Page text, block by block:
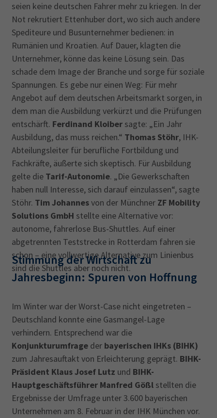
seien keine deutschen Fahrer mehr zu kriegen. In der
Not rekrutiert Ettenhuber dort, wo sich auch andere
Spediteure und Busunternehmer bedienen: in
Rumänien und Kroatien. Auf Dauer, klagten die
Unternehmer, könne das keine Lösung sein. Das
schade dem Image der Branche und sorge für soziale
Spannungen. Es gebe nur einen Weg: Für mehr
Angebot auf dem deutschen Arbeitsmarkt sorgen, in
dem man die Ausbildung verkürzt und die Prüfungen
entschärft. Ferdinand Kloiber sagte: „Ein Jahr
Ausbildung, das muss reichen.“ Thomas Stöhr, IHK-
Abteilungsleiter für berufliche Fortbildung und
Fachkräfte, äußerte sich skeptisch. Für Ausbildung
gelte die Tarif-Autonomie. „Die Gewerkschaften
haben null Interesse, sich darauf einzulassen“, sagte
Stöhr. Tim Johannesvon der Münchner ZF Mobility
Solutions GmbH stellte eine Alternative vor:
autonome, fahrerlose Bus-Shuttles. Auf einer
abgetrennten Teststrecke in Rotterdam fahren sie
schon – eine vollwertige Alternative zum Linienbus
sind die Shuttles aber noch nicht.
Stimmung der Wirtschaft zu
Jahresbeginn: Spuren von Hoffnung
Im Winter war der Worst-Case nicht eingetreten –
Deutschland konnte eine Gasmangel-Lage
verhindern. Entsprechend war die
Konjunkturumfrage der bayerischen IHKs (BIHK)
zum Jahresauftakt von Erleichterung geprägt. BIHK-
Präsident Klaus Josef Lutz und BIHK-
Hauptgeschäftsführer Manfred Gößl stellten die
Ergebnisse der Umfrage unter 3.600 bayerischen
Unternehmen am 8. Februar in der IHK München vor.